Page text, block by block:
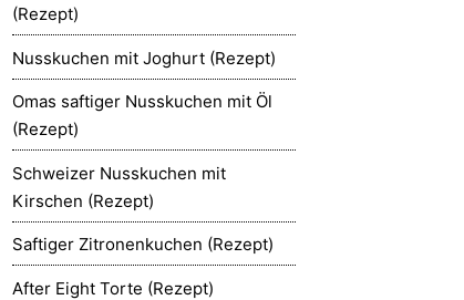
(Rezept)
Nusskuchen mit Joghurt (Rezept)
Omas saftiger Nusskuchen mit Öl
(Rezept)
Schweizer Nusskuchen mit
Kirschen (Rezept)
Saftiger Zitronenkuchen (Rezept)
After Eight Torte (Rezept)